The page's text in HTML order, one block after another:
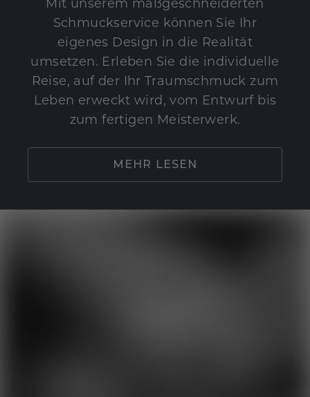
Mit unserem maßgeschneiderten
Schmuckservice können Sie Ihr
eigenes Design in die Realität
umsetzen. Erleben Sie die individuelle
Reise, auf der Ihr Traumschmuck zum
Leben erweckt wird, vom Entwurf bis
zum fertigen Meisterwerk.
MEHR LESEN